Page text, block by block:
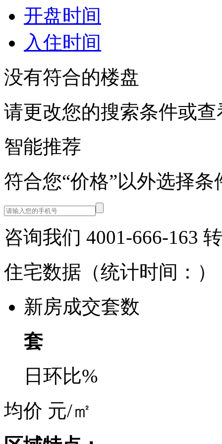
开盘时间
入住时间
没有符合的楼盘
请更改您的搜索条件或查
智能推荐
符合您“价格”以外选择条
咨询我们 4001-666-163 转
住宅数据 （统计时间： ）
新房成交套数
套
日环比%
均价 元/㎡